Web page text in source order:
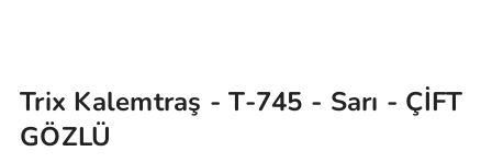
Trix Kalemtraş - T-745 - Sarı - ÇİFT
GÖZLÜ